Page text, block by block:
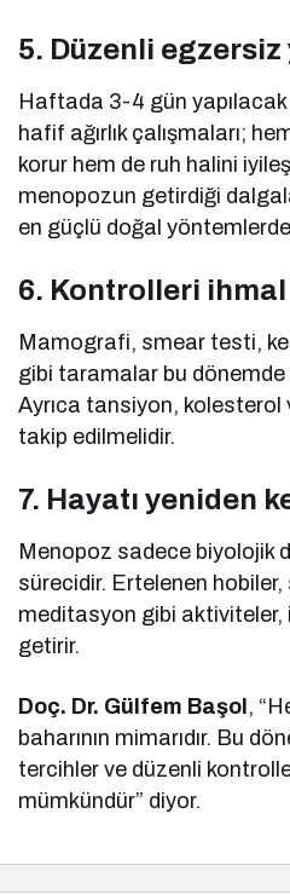
5. Düzenli egzersiz
Haftada 3-4 gün
hafif ağırlık çalışmaları;
korur hem de ruh halini
menopozun getirdiği
en güçlü doğal
6. Kontrolleri
Mamografi, smear testi,
gibi taramalar bu dönemde
Ayrıca tansiyon, kolesterol
takip edilmelidir.
7. Hayatı yeniden
Menopoz sadece biyolojik
sürecidir. Ertelenen
meditasyon gibi aktiviteler,
getirir.
Doç. Dr. Gülfem Başol,
baharının mimarıdır. Bu
tercihler ve düzenli
mümkündür” diyor.